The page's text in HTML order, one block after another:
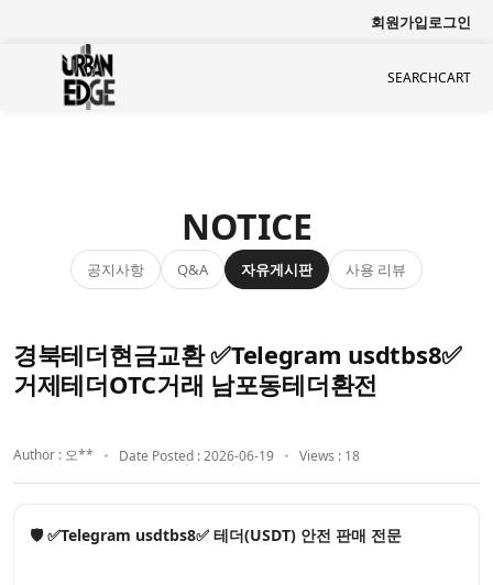
회원가입로그인
SEARCHCART
NOTICE
공지사항 Q&A 자유게시판 사용 리뷰
경북테더현금교환 ✅Telegram usdtbs8✅
거제테더OTC거래 남포동테더환전
Author : 오** Date Posted : 2026-06-19 Views : 18
🛡️ ✅Telegram usdtbs8✅ 테더(USDT) 안전 판매 전문